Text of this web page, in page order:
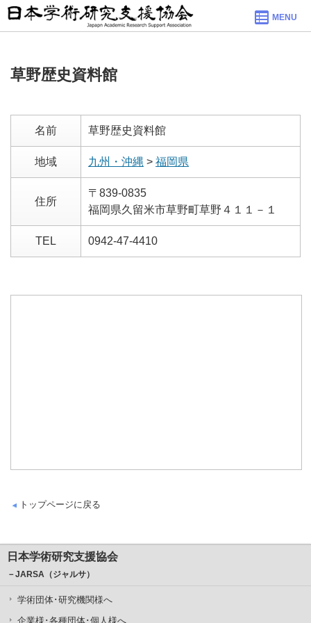
MENU
草野歴史資料館
名前 草野歴史資料館
地域 九州・沖縄 > 福岡県
住所
〒839-0835
福岡県久留米市草野町草野４１１－１
TEL 0942-47-4410
トップページに戻る
日本学術研究支援協会
－JARSA（ジャルサ）
学術団体･研究機関様へ
企業様･各種団体･個人様へ